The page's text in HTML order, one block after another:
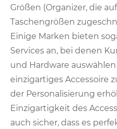
Größen (Organizer, die
Taschengrößen
Einige Marken bieten
Services an, bei denen
und Hardware
einzigartiges Accessoire
der Personalisierung
Einzigartigkeit des
auch sicher, dass es